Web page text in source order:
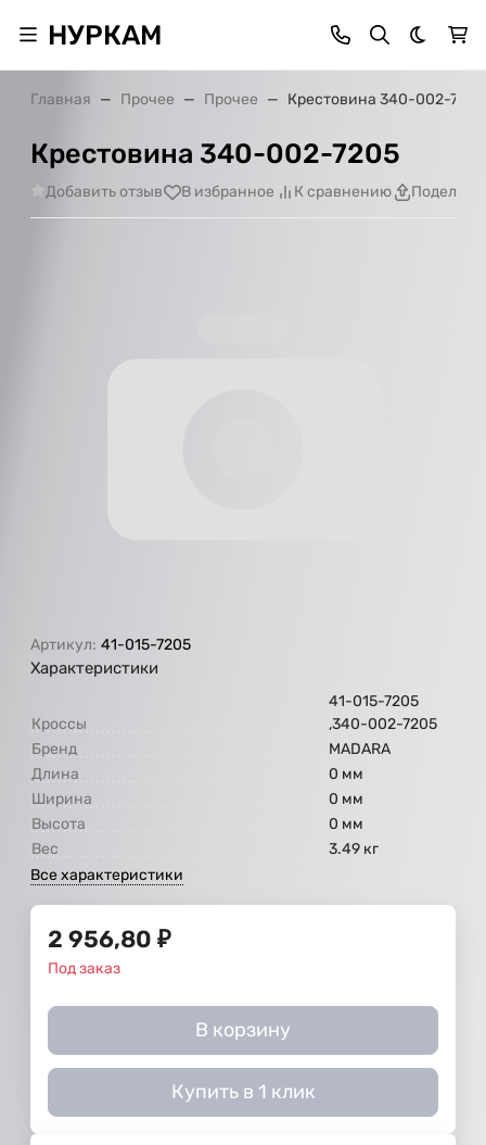
НУРКАМ Темная
Главная Прочее Прочее Крестовина 340-002-7205
Крестовина 340-002-7205
Добавить отзыв В избранное К сравнению
Артикул: 41-015-7205
Характеристики
Кроссы
41-015-7205
,340-002-7205
Бренд
МАDARA
Длина
0 мм
Ширина
0 мм
Высота
0 мм
Вес
3.49 кг
Все характеристики
2 956,80 ₽
Под заказ
В корзину
Купить в 1 клик